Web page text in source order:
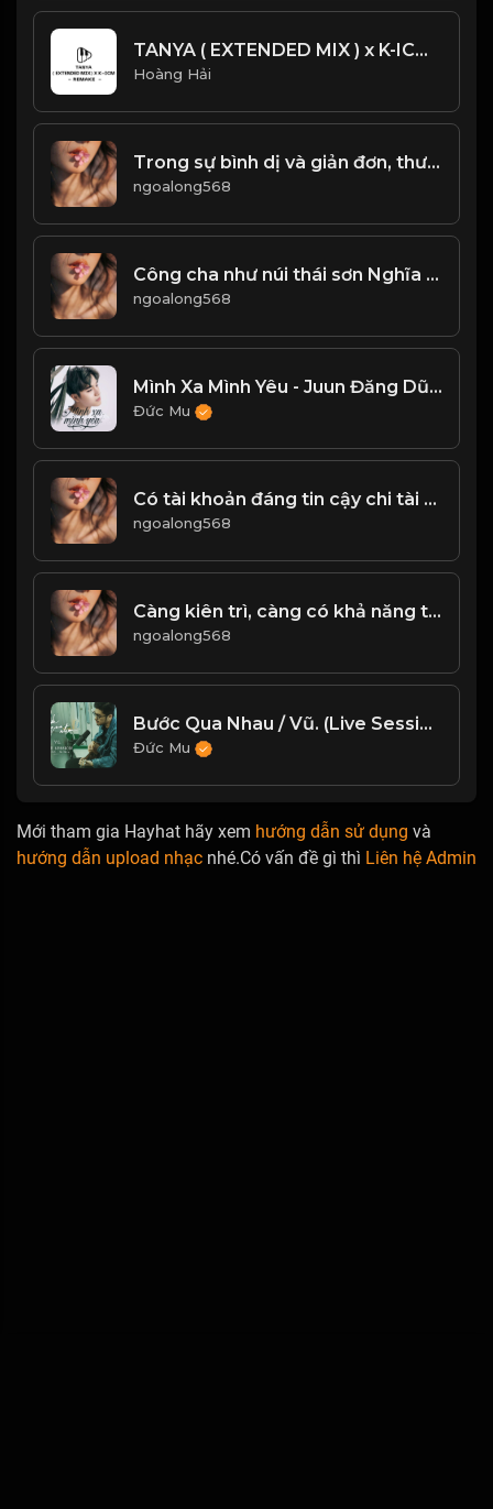
TANYA ( EXTENDED MIX ) x K-ICM - REMAKE CỰC CHÁY
Hoàng Hải
Trong sự bình dị và giản đơn, thường ẩn chứa sự vĩ đại! & Đạo
ngoalong568
Công cha như núi thái sơn Nghĩa mẹ như nước trong nguồn chảy ra! & Đạo
ngoalong568
Mình Xa Mình Yêu - Juun Đăng Dũng
Đức Mu
Có tài khoản đáng tin cậy chi tài chính liền kề với chủ sở hữu một vần! Đạo
ngoalong568
Càng kiên trì, càng có khả năng thành công! & Đạo
ngoalong568
Bước Qua Nhau / Vũ. (Live Session trên tàu Cát Linh - Hà Đông)
Đức Mu
Mới tham gia Hayhat hãy xem hướng dẫn sử dụng và
hướng dẫn upload nhạc nhé.Có vấn đề gì thì Liên hệ Admin